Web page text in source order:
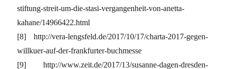
stiftung-streit-um-die-stasi-vergangenheit-von-anetta-
kahane/14966422.html
[8] http://vera-lengsfeld.de/2017/10/17/charta-2017-gegen-
willkuer-auf-der-frankfurter-buchmesse
[9] http://www.zeit.de/2017/13/susanne-dagen-dresden-